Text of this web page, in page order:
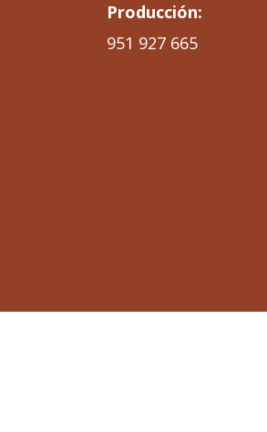
Producción:
951 927 665